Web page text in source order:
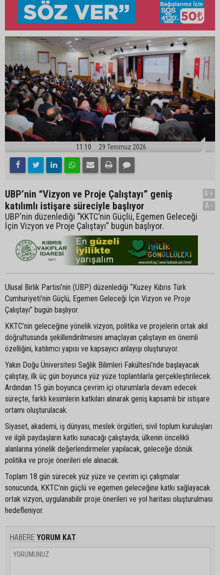
11:10 29 Temmuz 2026
UBP’nin “Vizyon ve Proje Çalıştayı” geniş
katılımlı istişare süreciyle başlıyor
UBP'nin düzenlediği “KKTC’nin Güçlü, Egemen Geleceği
İçin Vizyon ve Proje Çalıştayı” bugün başlıyor.
A+
A-
Ulusal Birlik Partisi’nin (UBP) düzenlediği “Kuzey Kıbrıs Türk
Cumhuriyeti’nin Güçlü, Egemen Geleceği İçin Vizyon ve Proje
Çalıştayı” bugün başlıyor.
KKTC’nin geleceğine yönelik vizyon, politika ve projelerin ortak akıl
doğrultusunda şekillendirilmesini amaçlayan çalıştayın en önemli
özelliğini, katılımcı yapısı ve kapsayıcı anlayışı oluşturuyor.
Yakın Doğu Üniversitesi Sağlık Bilimleri Fakültesi’nde başlayacak
çalıştay, ilk üç gün boyunca yüz yüze toplantılarla gerçekleştirilecek.
Ardından 15 gün boyunca çevrim içi oturumlarla devam edecek
süreçte, farklı kesimlerin katkıları alınarak geniş kapsamlı bir istişare
ortamı oluşturulacak.
Siyaset, akademi, iş dünyası, meslek örgütleri, sivil toplum kuruluşları
ve ilgili paydaşların katkı sunacağı çalıştayda; ülkenin öncelikli
alanlarına yönelik değerlendirmeler yapılacak, geleceğe dönük
politika ve proje önerileri ele alınacak.
Toplam 18 gün sürecek yüz yüze ve çevrim içi çalışmalar
sonucunda, KKTC’nin güçlü ve egemen geleceğine katkı sağlayacak
ortak vizyon, uygulanabilir proje önerileri ve yol haritası oluşturulması
hedefleniyor.
HABERE YORUM KAT